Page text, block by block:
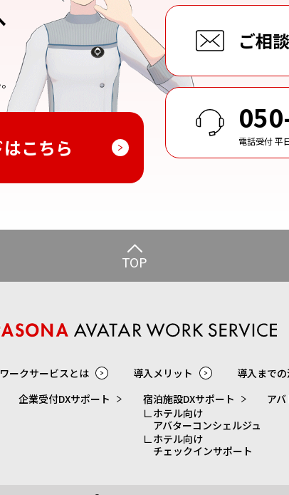
こちら
ご相
電話受付 平
TOP
ークサービスとは 導入メリット 導入まで
企業受付DXサポート
宿泊施設DXサポート
ホテル向け
アバターコンシェルジュ
ホテル向け
チェックインサポート
ア